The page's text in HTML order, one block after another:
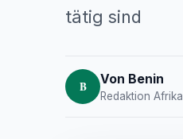
tätig sind
B Von Benin
Redaktion Afrika